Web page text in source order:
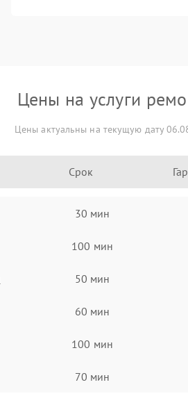
Цены на услуги
Цены актуальны на текущую дату
Срок
30 мин
100 мин
50 мин
60 мин
100 мин
70 мин